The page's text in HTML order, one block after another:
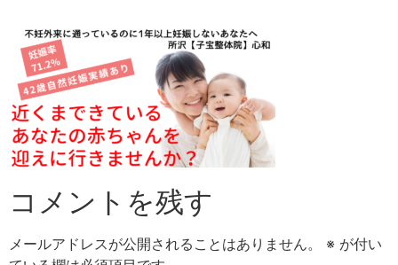
content
コメントを残す
メールアドレスが公開されることはありません。 ※ が付い